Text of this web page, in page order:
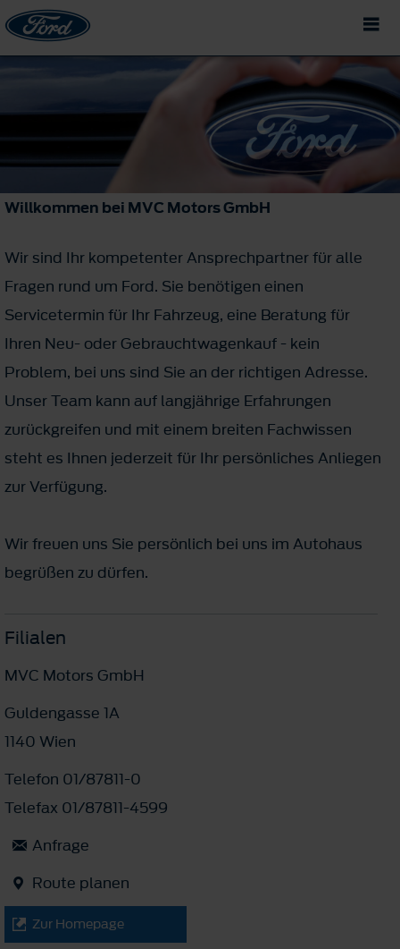
Willkommen bei MVC Motors GmbH
Wir sind Ihr kompetenter Ansprechpartner für alle
Fragen rund um Ford. Sie benötigen einen
Servicetermin für Ihr Fahrzeug, eine Beratung für
Ihren Neu- oder Gebrauchtwagenkauf - kein
Problem, bei uns sind Sie an der richtigen Adresse.
Unser Team kann auf langjährige Erfahrungen
zurückgreifen und mit einem breiten Fachwissen
steht es Ihnen jederzeit für Ihr persönliches Anliegen
zur Verfügung.
Wir freuen uns Sie persönlich bei uns im Autohaus
begrüßen zu dürfen.
Filialen
MVC Motors GmbH
Guldengasse 1A
1140 Wien
Telefon 01/87811-0
Telefax 01/87811-4599
Anfrage
Route planen
Zur Homepage